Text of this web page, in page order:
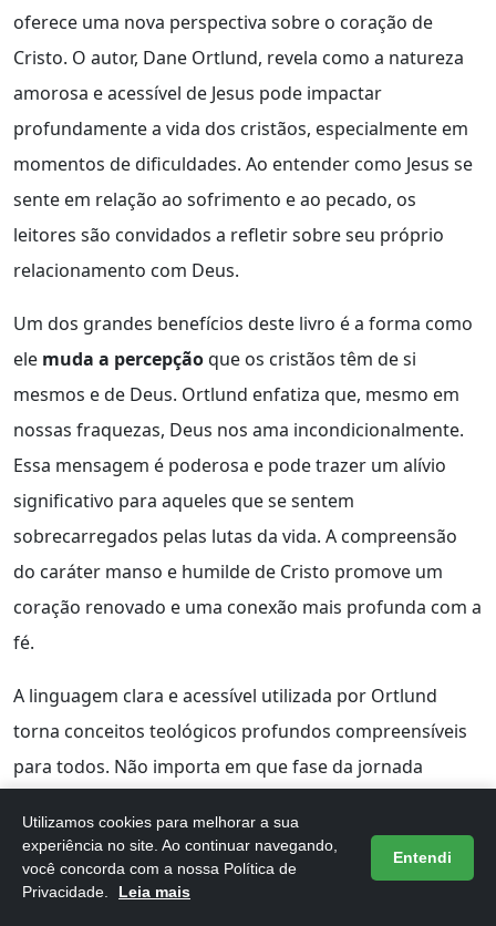
oferece uma nova perspectiva sobre o coração de
Cristo. O autor, Dane Ortlund, revela como a natureza
amorosa e acessível de Jesus pode impactar
profundamente a vida dos cristãos, especialmente em
momentos de dificuldades. Ao entender como Jesus se
sente em relação ao sofrimento e ao pecado, os
leitores são convidados a refletir sobre seu próprio
relacionamento com Deus.
Um dos grandes benefícios deste livro é a forma como
ele muda a percepçãoque os cristãos têm de si
mesmos e de Deus. Ortlund enfatiza que, mesmo em
nossas fraquezas, Deus nos ama incondicionalmente.
Essa mensagem é poderosa e pode trazer um alívio
significativo para aqueles que se sentem
sobrecarregados pelas lutas da vida. A compreensão
do caráter manso e humilde de Cristo promove um
coração renovado e uma conexão mais profunda com a
fé.
A linguagem clara e acessível utilizada por Ortlund
torna conceitos teológicos profundos compreensíveis
para todos. Não importa em que fase da jornada
livro oferecem consolo e esperança. Essa abordagem
acessível garante que o impacto emocional e espiritual
da leitura seja sentido, encorajando os leitores a se
Utilizamos cookies para melhorar a sua
experiência no site. Ao continuar navegando,
você concorda com a nossa Política de
Privacidade.
Leia mais
Entendi